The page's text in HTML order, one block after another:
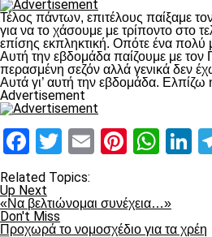
Τέλος πάντων, επιτέλους παίξαμε
για να το χάσουμε με τρίποντο στο
επίσης εκπληκτική. Οπότε ένα πολύ
Αυτή την εβδομάδα παίζουμε με τον
περασμένη σεζόν αλλά γενικά δεν
Αυτά γι’ αυτή την εβδομάδα.
Advertisement
Facebook
Twitter
Email
Related Topics:
Up Next
«Να βελτιώνομαι συνέχεια…»
Don't Miss
Προχωρά το νομοσχέδιο για τα χρέη